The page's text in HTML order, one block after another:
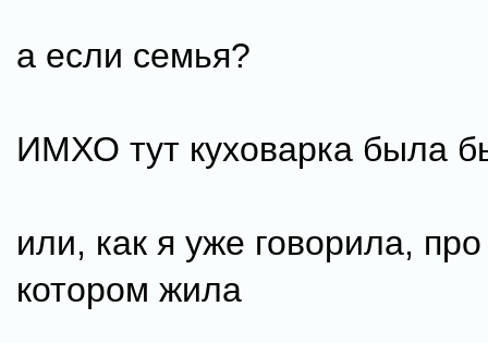
а если семья?
ИМХО тут куховарка была
или, как я уже говорила,
котором жила